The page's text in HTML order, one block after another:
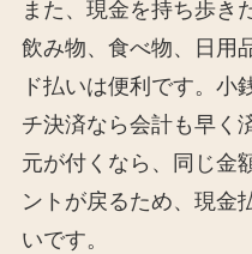
また、現金を持ち歩き
飲み物、食べ物、日用
ド払いは便利です。小
チ決済なら会計も早く
元が付くなら、同じ金
ントが戻るため、現金
いです。